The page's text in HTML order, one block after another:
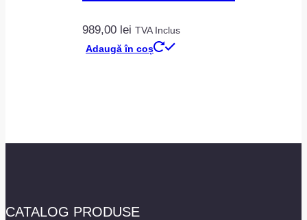
989,00 lei TVA Inclus
Adaugă în coș
CATALOG PRODUSE